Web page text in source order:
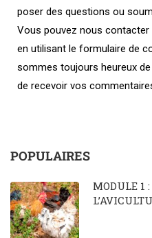
poser des questions ou
Vous pouvez nous contacter
en utilisant le formulaire de
sommes toujours heureux
de recevoir vos
POPULAIRES
MODULE 1